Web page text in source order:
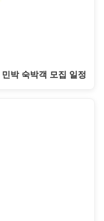
박 숙박객 모집 일정